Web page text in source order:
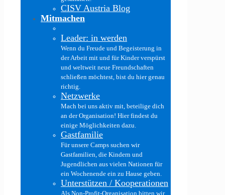
CISV Austria Blog
Mitmachen
Leader: in werden
Wenn du Freude und Begeisterung in
der Arbeit mit und für Kinder verspürst
und weltweit neue Freundschaften
schließen möchtest, bist du hier genau
richtig.
Netzwerke
Mach bei uns aktiv mit, beteilige dich
an der Organisation! Hier findest du
einige Möglichkeiten dazu.
Gastfamilie
Für unsere Camps suchen wir
Gastfamilien, die Kindern und
Jugendlichen aus vielen Nationen für
ein Wochenende ein zu Hause geben.
Unterstützen / Kooperationen
Als Non-Profit-Organisation bitten wir